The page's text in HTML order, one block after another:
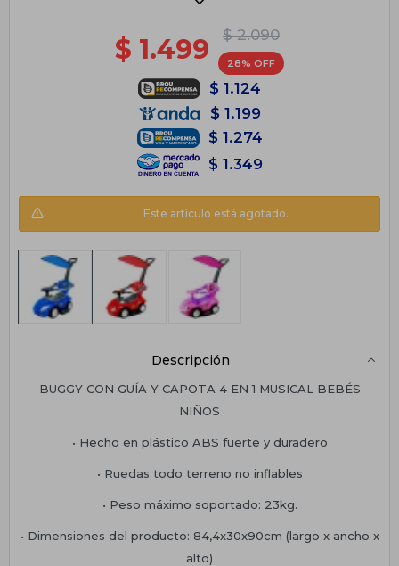
$ 2.090
$ 1.499 28
$ 1.124
$ 1.199
$ 1.274
$ 1.349
Este artículo está agotado.
Descripción
BUGGY CON GUÍA Y CAPOTA 4 EN 1 MUSICAL BEBÉS
NIÑOS
• Hecho en plástico ABS fuerte y duradero
• Ruedas todo terreno no inflables
• Peso máximo soportado: 23kg.
• Dimensiones del producto: 84,4x30x90cm (largo x ancho x
alto)